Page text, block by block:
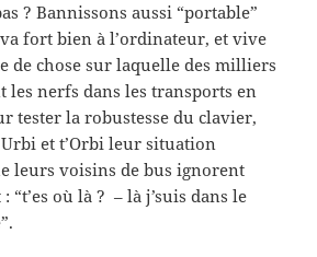
? Bannissons aussi “portable”
fort bien à l’ordinateur, et vive
de chose sur laquelle des milliers
les nerfs dans les transports en
tester la robustesse du clavier,
et t’Orbi leur situation
leurs voisins de bus ignorent
“t’es où là ? – là j’suis dans le